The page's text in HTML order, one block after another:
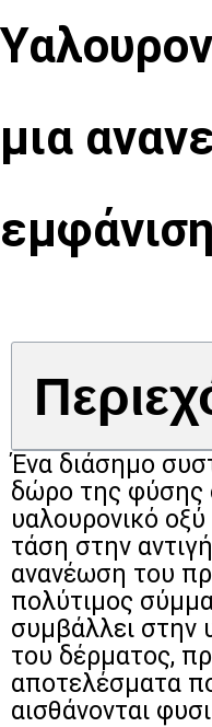
μια
εμφάνιση
Ένα διάσημο
δώρο της φύσης
υαλουρονικό
τάση στην
ανανέωση του
πολύτιμος
συμβάλλει στην
του δέρματος,
αποτελέσματα
αισθάνονται